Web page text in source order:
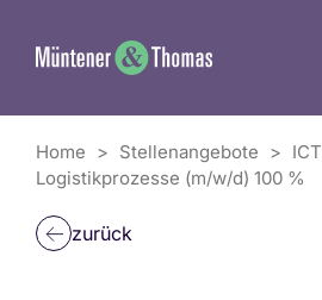
springen
Home > Stellenangebote > ICT
Logistikprozesse (m/w/d) 100 %
zurück